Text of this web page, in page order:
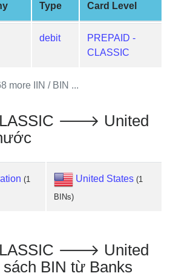
Type
Card Level
debit
PREPAID -
CLASSIC
more IIN / BIN ...
🡒 United
(1
United States (1
BINs)
🡒 United
BIN từ Banks